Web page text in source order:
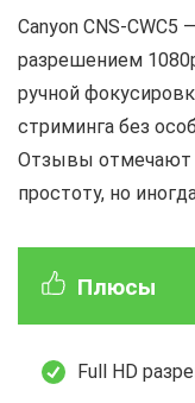
Canyon CNS-
разрешением
ручной
стриминга без
Отзывы отмечают
простоту, но
Плюсы
Full HD